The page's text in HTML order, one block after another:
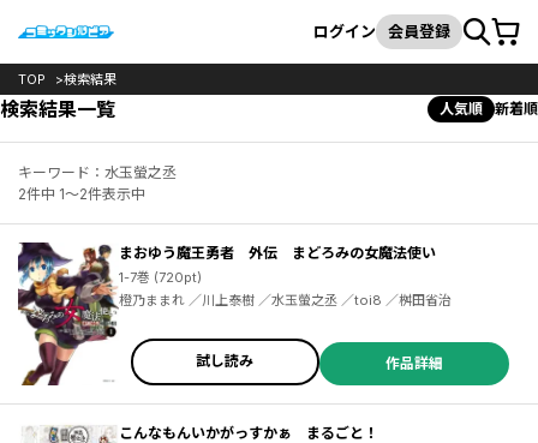
検索
ログイン 会員登録カート
TOP 検索結果
検索結果一覧 人気順 新着順
キーワード：水玉螢之丞
2件中 1～2件表示中
まおゆう魔王勇者 外伝 まどろみの女魔法使い
1-7巻 (720pt)
橙乃ままれ ／川上泰樹 ／水玉螢之丞 ／toi8 ／桝田省治
試し読み 作品詳細
こんなもんいかがっすかぁ まるごと！